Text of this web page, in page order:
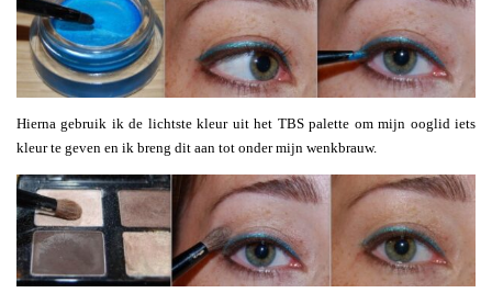
Hierna gebruik ik de lichtste kleur uit het TBS palette om mijn ooglid iets
kleur te geven en ik breng dit aan tot onder mijn wenkbrauw.